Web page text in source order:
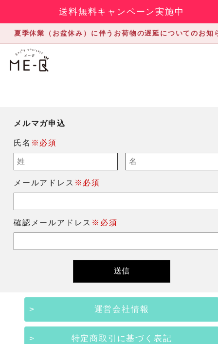
送料無料キャンペーン実施中
夏季休業（お盆休み）に伴うお荷物の遅延についてのお知
メルマガ申込
氏名 ※必須
メールアドレス ※必須
確認メールアドレス ※必須
運営会社情報
特定商取引に基づく表記